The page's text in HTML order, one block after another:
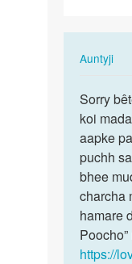
AuntyjiIn
to
sex
me
job
by
Sorry
bête!
Hum
is
bare
me…
Sorry
koi
aapke
puchh
bhee
charcha
hamare
https://